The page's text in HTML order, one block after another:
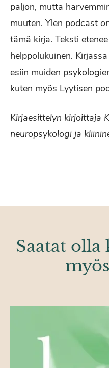
paljon, mutta
muuten. Ylen podcast
tämä kirja. Teksti
helppolukuinen.
esiin muiden
kuten myös Lyytisen
Kirjaesittelyn kirjoittaja
neuropsykologi ja
Saatat